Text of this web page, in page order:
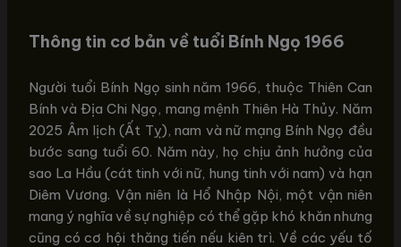
Thông tin cơ bản về tuổi Bính Ngọ 1966
Người tuổi Bính Ngọ sinh năm 1966, thuộc Thiên Can
Bính và Địa Chi Ngọ, mang mệnh Thiên Hà Thủy. Năm
2025 Âm lịch (Ất Tỵ), nam và nữ mạng Bính Ngọ đều
bước sang tuổi 60. Năm này, họ chịu ảnh hưởng của
sao La Hầu (cát tinh với nữ, hung tinh với nam) và hạn
Diêm Vương. Vận niên là Hổ Nhập Nội, một vận niên
mang ý nghĩa về sự nghiệp có thể gặp khó khăn nhưng
cũng có cơ hội thăng tiến nếu kiên trì. Về các yếu tố